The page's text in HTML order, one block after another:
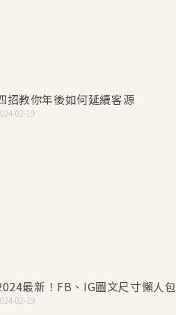
招教你年後如何延續客源
02-19
最新！FB、IG圖文尺寸懶人包
02-19